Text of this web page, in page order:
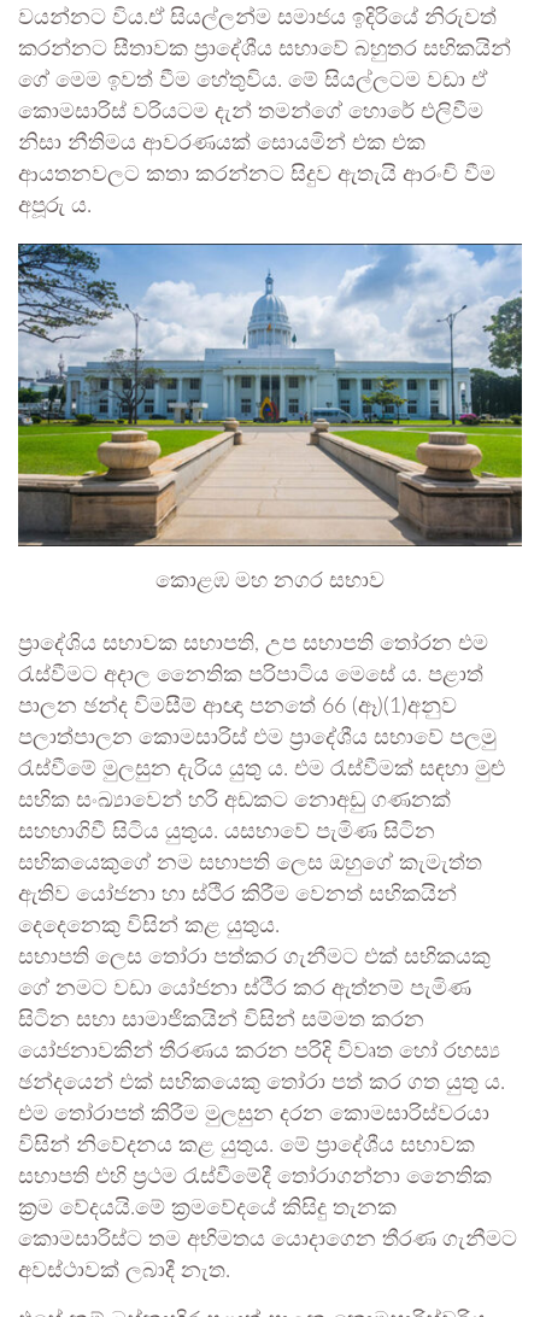
වයන්නට විය.ඒ සියල්ලන්ම සමාජය ඉදිරියේ නිරුවත්
කරන්නට සීතාවක ප්‍රාදේශීය සභාවේ බහුතර සභිකයින්
ගේ මෙම ඉවත් වීම හේතුවිය. මේ සියල්ලටම වඩා ඒ
කොමසාරිස් වරියටම දැන් තමන්ගේ හොරේ එලිවීම
නිසා නීතිමය ආවරණයක් සොයමින් එක එක
ආයතනවලට කතා කරන්නට සිදුව ඇතැයි ආරංචි වීම
අපූරු ය.
කොළඹ මහ නගර සභාව
ප්‍රාදේශිය සභාවක සභාපති, උප සභාපති තෝරන එම
රැස්වීමට අදාල නෛතික පරිපාටිය මෙසේ ය. පළාත්
පාලන ඡන්ද විමසීම් ආඥා පනතේ 66 (ඈ)(1)අනුව
පලාත්පාලන කොමසාරිස් එම ප්‍රාදේශීය සභාවේ පලමු
රැස්වීමේ මුලසුන දැරිය යුතු ය. එම රැස්වීමක් සඳහා මුළු
සභික සංඛ්‍යාවෙන් හරි අඩකට නොඅඩු ගණනක්
සහභාගිවී සිටිය යුතුය. යසභාවේ පැමිණ සිටින
සභිකයෙකුගේ නම සභාපති ලෙස ඔහුගේ කැමැත්ත
ඇතිව යෝජනා හා ස්ථිර කිරීම වෙනත් සභිකයින්
දෙදෙනෙකු විසින් කළ යුතුය.
සභාපති ලෙස තෝරා පත්කර ගැනීමට එක් සභිකයකු
ගේ නමට වඩා යෝජනා ස්ථිර කර ඇත්නම් පැමිණ
සිටින සභා සාමාජිකයින් විසින් සම්මත කරන
යෝජනාවකින් තීරණය කරන පරිදි විවෘත හෝ රහස්‍ය
ඡන්දයෙන් එක් සභිකයෙකු තෝරා පත් කර ගත යුතු ය.
එම තෝරාපත් කිරීම මුලසුන දරන කොමසාරිස්වරයා
විසින් නිවේදනය කළ යුතුය. මේ ප්‍රාදේශීය සභාවක
සභාපති එහි ප්‍රථම රැස්වීමේදී තෝරාගන්නා නෛතික
ක්‍රම වේදයයි.මේ ක්‍රමවේදයේ කිසිදු තැනක
කොමසාරිස්ට තම අභිමතය යොදාගෙන තීරණ ගැනීමට
අවස්ථාවක් ලබාදී නැත.